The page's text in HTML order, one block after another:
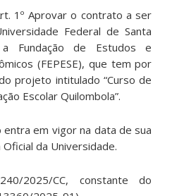
1º Aprovar o contrato a ser
Federal de Santa
a Fundação de Estudos e
(FEPESE), que tem por
projeto intitulado “Curso de
Escolar Quilombola”.
entra em vigor na data de sua
da Universidade.
2025/CC, constante do